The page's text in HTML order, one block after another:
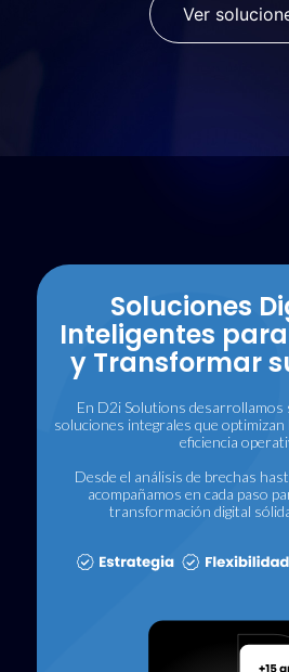
Ver
Soluciones
Inteligentes
y Transformar
En D2i Solutions desarrollamos
soluciones integrales que
eficiencia
Desde el análisis de brechas
acompañamos en cada paso
transformación digital